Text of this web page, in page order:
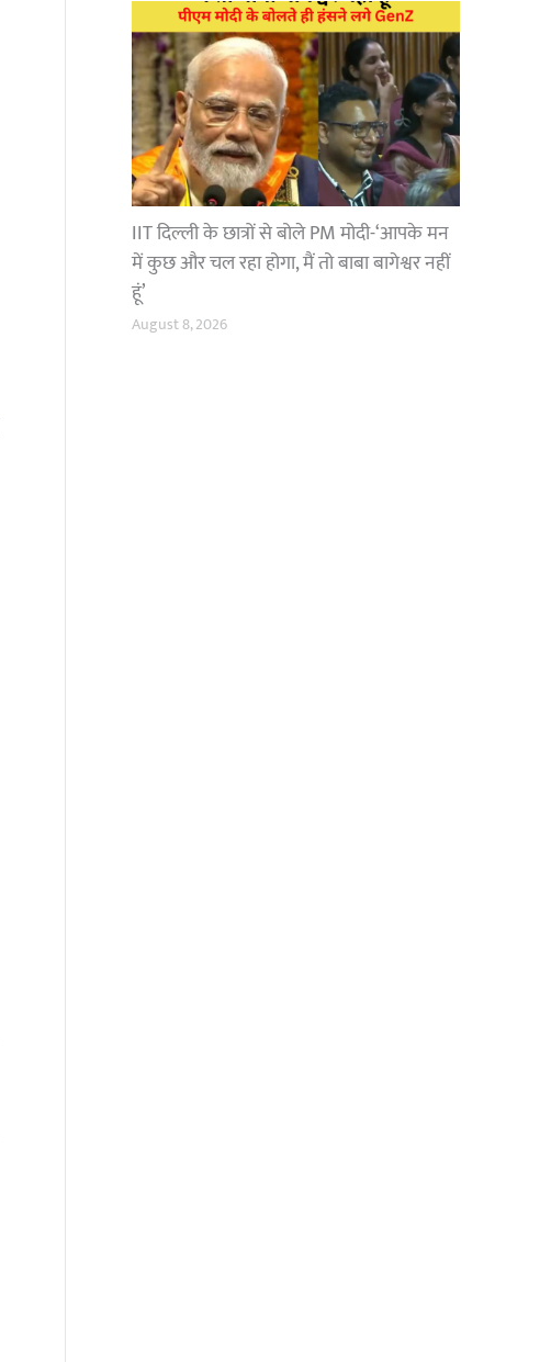
IIT दिल्ली के छात्रों से बोले PM मोदी-‘आपके मन
में कुछ और चल रहा होगा, मैं तो बाबा बागेश्वर नहीं
हूं’
August 8, 2026